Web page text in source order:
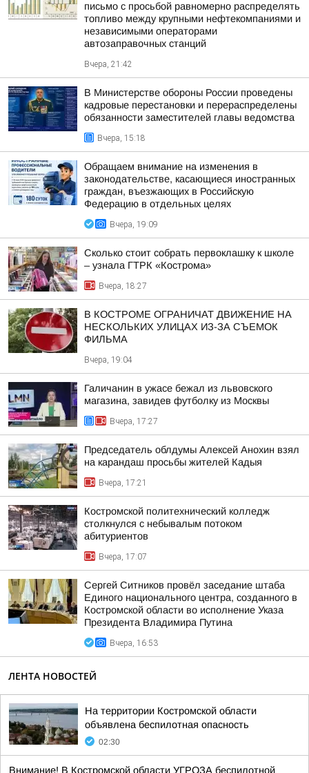
письмо с просьбой равномерно распределять
топливо между крупными нефтекомпаниями и
независимыми операторами
автозаправочных станций
Вчера, 21:42
В Министерстве обороны России проведены
кадровые перестановки и перераспределены
обязанности заместителей главы ведомства
Вчера, 15:18
Обращаем внимание на изменения в
законодательстве, касающиеся иностранных
граждан, въезжающих в Российскую
Федерацию в отдельных целях
Вчера, 19:09
Сколько стоит собрать первоклашку к школе
– узнала ГТРК «Кострома»
Вчера, 18:27
В КОСТРОМЕ ОГРАНИЧАТ ДВИЖЕНИЕ НА
НЕСКОЛЬКИХ УЛИЦАХ ИЗ-ЗА СЪЕМОК
ФИЛЬМА
Вчера, 19:04
Галичанин в ужасе бежал из львовского
магазина, завидев футболку из Москвы
Вчера, 17:27
Председатель облдумы Алексей Анохин взял
на карандаш просьбы жителей Кадыя
Вчера, 17:21
Костромской политехнический колледж
столкнулся с небывалым потоком
абитуриентов
Вчера, 17:07
Сергей Ситников провёл заседание штаба
Единого национального центра, созданного в
Костромской области во исполнение Указа
Президента Владимира Путина
Вчера, 16:53
ЛЕНТА НОВОСТЕЙ
На территории Костромской области
объявлена беспилотная опасность
02:30
Внимание! В Костромской области УГРОЗА беспилотной